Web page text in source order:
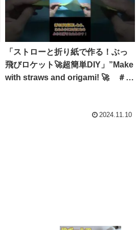
「ストローと折り紙で作る！ぶっ
飛びロケット🚀超簡単DIY」”Make
with straws and origami! 🚀 ＃
2024.11.10